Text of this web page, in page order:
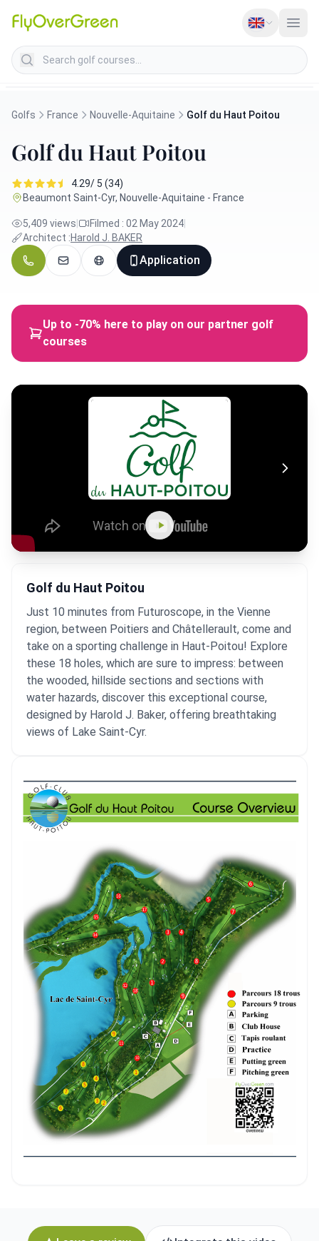
Search golf courses
Golfs France Nouvelle-Aquitaine Golf du Haut Poitou
Golf du Haut Poitou
4.29/ 5 (34)
Beaumont Saint-Cyr, Nouvelle-Aquitaine - France
5,409 views Filmed : 02 May 2024
Architect :Harold J. BAKER
Application
Up to -70% here to play on our partner golf
courses
Golf du Haut Poitou
Just 10 minutes from Futuroscope, in the Vienne
region, between Poitiers and Châtellerault, come and
take on a sporting challenge in Haut-Poitou! Explore
these 18 holes, which are sure to impress: between
the wooded, hillside sections and sections with
water hazards, discover this exceptional course,
designed by Harold J. Baker, offering breathtaking
views of Lake Saint-Cyr.